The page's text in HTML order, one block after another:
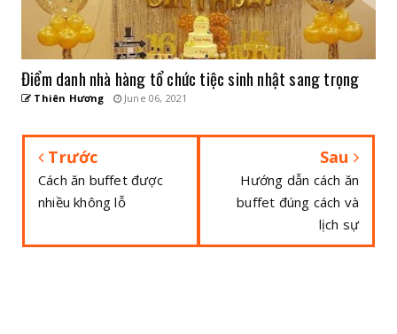
Điểm danh nhà hàng tổ chức tiệc sinh nhật sang trọng
Thiên Hương June 06, 2021
Trước
Cách ăn buffet được
nhiều không lỗ
Sau
Hướng dẫn cách ăn
buffet đúng cách và
lịch sự